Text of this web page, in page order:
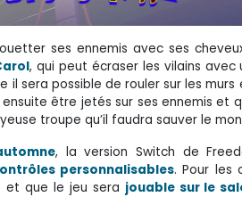
ses ennemis avec ses
, qui peut écraser les vilains avec
sera possible de rouler sur les murs
être jetés sur ses ennemis et
troupe qu’il faudra sauver le
, la version Switch de
personnalisables. Pour les
et que le jeu sera jouable sur le